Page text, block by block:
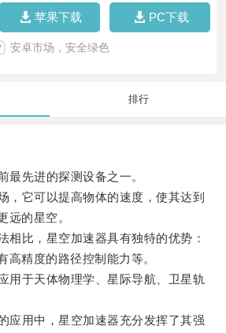
苹果下载 PC下载
安卓市场，安全绿色
排行
先进的探测设备之一。
它可以提高物体的速度，使其达到
远的星空。
比，星空加速器具有独特的优势：
高精度的路径控制能力等。
于天体物理学、星际导航、卫星轨
用中，星空加速器充分发挥了其强